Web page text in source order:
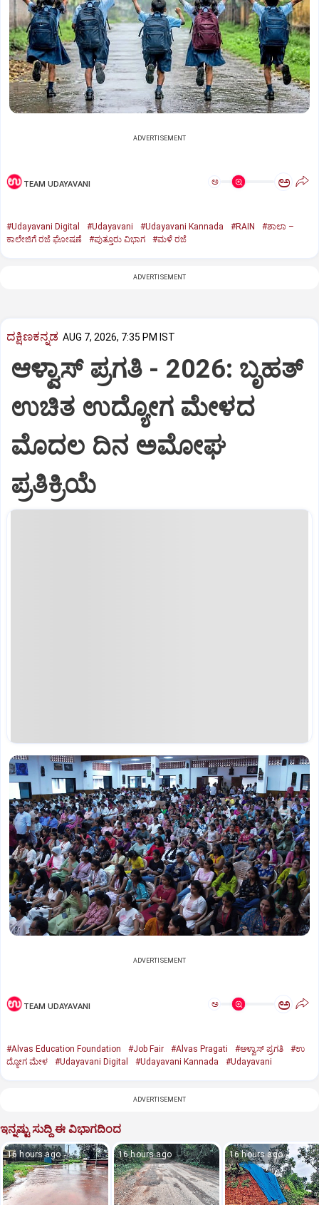
ADVERTISEMENT
TEAM UDAYAVANI ಅ ಅ
#Udayavani Digital #Udayavani #Udayavani Kannada #RAIN
#ಶಾಲಾ –
ಕಾಲೇಜಿಗೆ ರಜೆ ಘೋಷಣೆ
#ಪುತ್ತೂರು ವಿಭಾಗ #ಮಳೆ ರಜೆ
ADVERTISEMENT
ದಕ್ಷಿಣಕನ್ನಡ AUG 7, 2026, 7:35 PM IST
ಆಳ್ವಾಸ್‌ ಪ್ರಗತಿ - 2026: ಬೃಹತ್
ಉಚಿತ ಉದ್ಯೋಗ ಮೇಳದ
ಮೊದಲ ದಿನ ಅಮೋಘ
ಪ್ರತಿಕ್ರಿಯೆ
ADVERTISEMENT
TEAM UDAYAVANI ಅ ಅ
#Alvas Education Foundation #Job Fair #Alvas Pragati #ಆಳ್ವಾಸ್‌ ಪ್ರಗತಿ
#ಉ
ದ್ಯೋಗ ಮೇಳ
#Udayavani Digital #Udayavani Kannada #Udayavani
ADVERTISEMENT
ಇನ್ನಷ್ಟು ಸುದ್ದಿ ಈ ವಿಭಾಗದಿಂದ
16 hours ago 16 hours ago 16 hours ago